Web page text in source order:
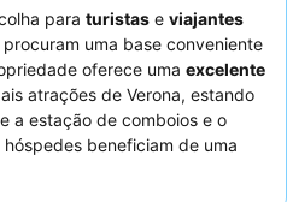
para turistas e viajantes
uma base conveniente
oferece uma excelente
atrações de Verona, estando
a estação de comboios e o
beneficiam de uma